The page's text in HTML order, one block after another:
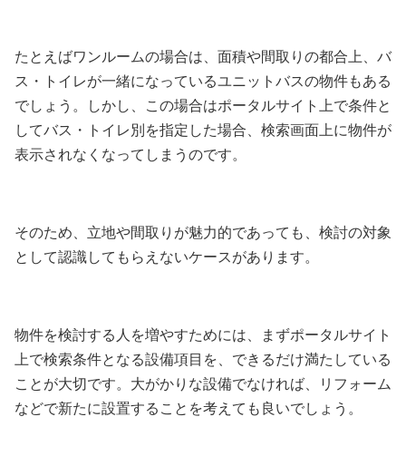
たとえばワンルームの場合は、面積や間取りの都合上、バ
ス・トイレが一緒になっているユニットバスの物件もある
でしょう。しかし、この場合はポータルサイト上で条件と
してバス・トイレ別を指定した場合、検索画面上に物件が
表示されなくなってしまうのです。
そのため、立地や間取りが魅力的であっても、検討の対象
として認識してもらえないケースがあります。
物件を検討する人を増やすためには、まずポータルサイト
上で検索条件となる設備項目を、できるだけ満たしている
ことが大切です。大がかりな設備でなければ、リフォーム
などで新たに設置することを考えても良いでしょう。